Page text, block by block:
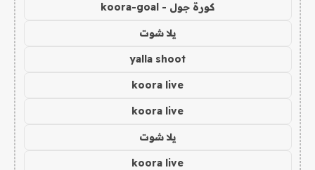
كورة جول - koora-goal
يلا شوت
yalla shoot
koora live
koora live
يلا شوت
koora live